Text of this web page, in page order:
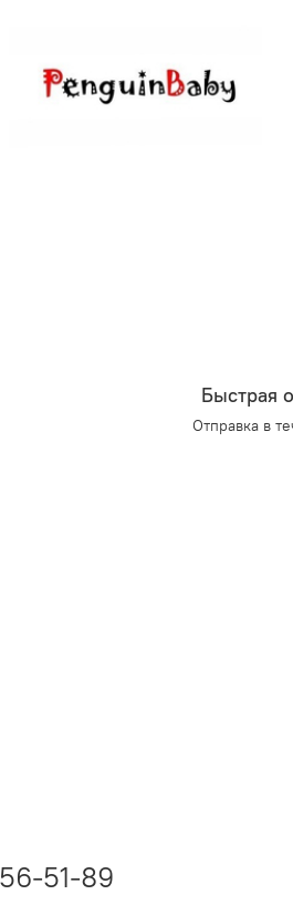
Быстрая
Отправка в
51-89